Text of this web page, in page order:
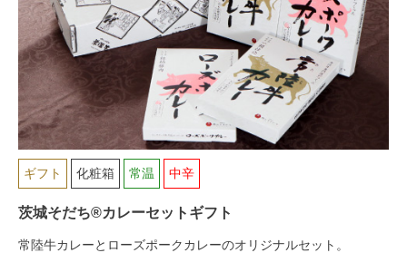
シーン別特集
ギフト 化粧箱 常温 中辛
茨城そだち®カレーセットギフト
常陸牛カレーとローズポークカレーのオリジナルセット。